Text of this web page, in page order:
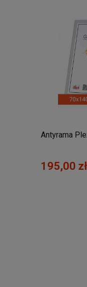
Antyrama
195,00 zł